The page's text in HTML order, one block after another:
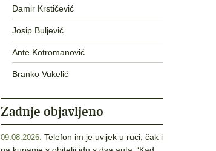
Damir Krstičević
Josip Buljević
Ante Kotromanović
Branko Vukelić
Zadnje objavljeno
09.08.2026. Telefon im je uvijek u ruci, čak i